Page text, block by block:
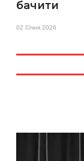
бачити
02 Січня 2026